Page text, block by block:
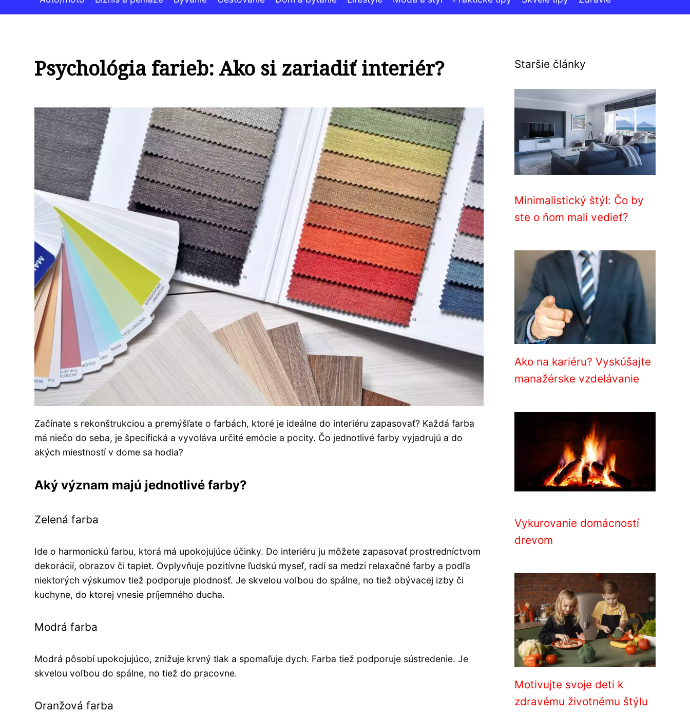
Psychológia farieb: Ako si zariadiť interiér?
Začínate s rekonštrukciou a premýšľate o farbách, ktoré je ideálne do interiéru zapasovať? Každá farba
má niečo do seba, je špecifická a vyvoláva určité emócie a pocity. Čo jednotlivé farby vyjadrujú a do
akých miestností v dome sa hodia?
Aký význam majú jednotlivé farby?
Zelená farba
Ide o harmonickú farbu, ktorá má upokojujúce účinky. Do interiéru ju môžete zapasovať prostredníctvom
dekorácií, obrazov či tapiet. Ovplyvňuje pozitívne ľudskú myseľ, radí sa medzi relaxačné farby a podľa
niektorých výskumov tiež podporuje plodnosť. Je skvelou voľbou do spálne, no tiež obývacej izby či
kuchyne, do ktorej vnesie príjemného ducha.
Modrá farba
Modrá pôsobí upokojujúco, znižuje krvný tlak a spomaľuje dych. Farba tiež podporuje sústredenie. Je
skvelou voľbou do spálne, no tiež do pracovne.
Oranžová farba
Staršie články
Minimalistický štýl: Čo by
ste o ňom mali vedieť?
Ako na kariéru? Vyskúšajte
manažérske vzdelávanie
Vykurovanie domácností
drevom
Motivujte svoje deti k
zdravému životnému štýlu